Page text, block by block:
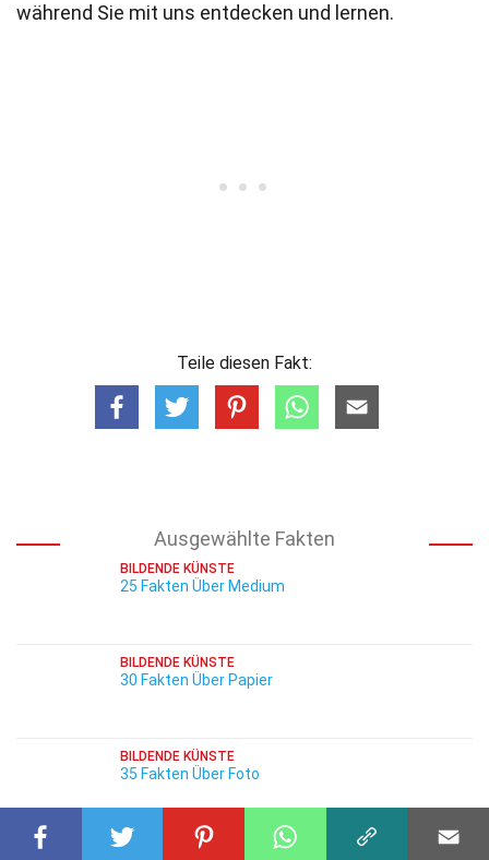
während Sie mit uns entdecken und lernen.
Teile diesen Fakt:
Ausgewählte Fakten
BILDENDE KÜNSTE
25 Fakten Über Medium
BILDENDE KÜNSTE
30 Fakten Über Papier
BILDENDE KÜNSTE
35 Fakten Über Foto
BILDENDE KÜNSTE